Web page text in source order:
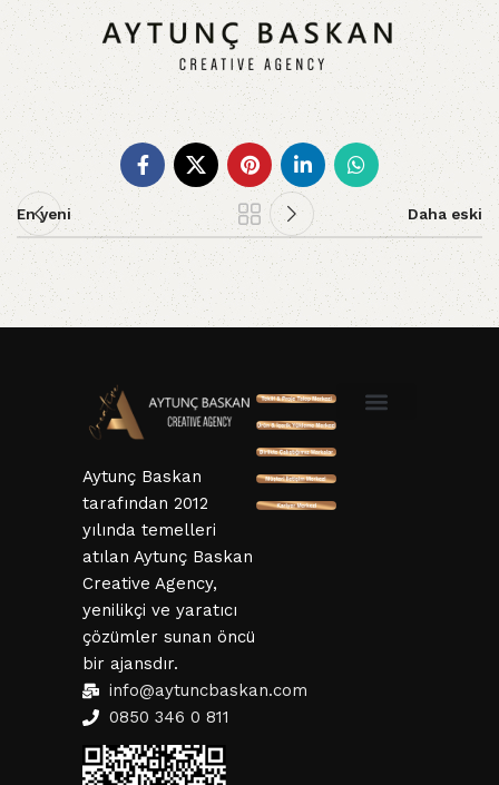
En yeni Daha eski
Aytunç Baskan
tarafından 2012
yılında temelleri
atılan Aytunç Baskan
Creative Agency,
yenilikçi ve yaratıcı
çözümler sunan öncü
bir ajansdır.
info@aytuncbaskan.com
0850 346 0 811